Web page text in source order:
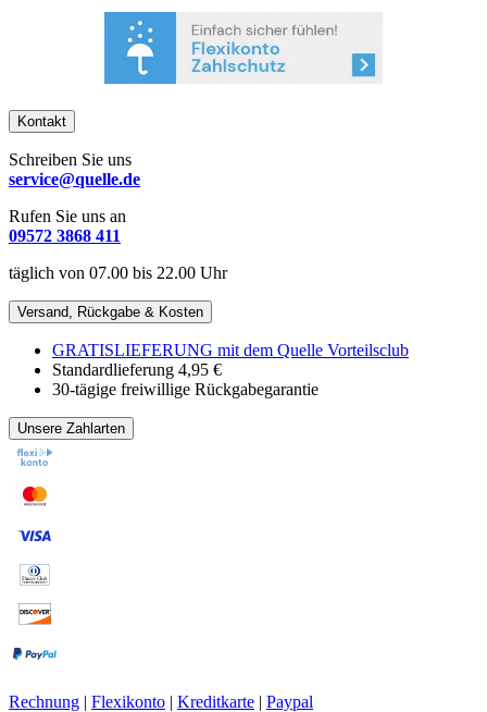
Kontakt
Schreiben Sie uns
service@quelle.de
Rufen Sie uns an
09572 3868 411
täglich von 07.00 bis 22.00 Uhr
Versand, Rückgabe & Kosten
GRATISLIEFERUNG mit dem Quelle Vorteilsclub
Standardlieferung 4,95 €
30-tägige freiwillige Rückgabegarantie
Unsere Zahlarten
Rechnung | Flexikonto | Kreditkarte | Paypal